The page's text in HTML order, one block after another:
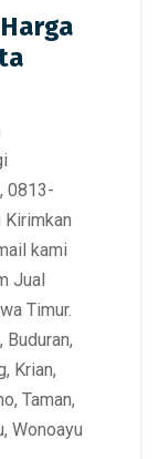
0813-
kami
Jual
Timur.
Krian,
Taman,
Wonoayu